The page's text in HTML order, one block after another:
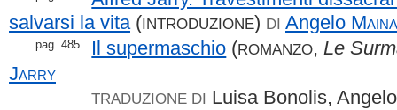
salvarsi la vita (INTRODUZIONE) DI Angelo
pag. 485 Il supermaschio (ROMANZO, Le
Jarry
TRADUZIONE DI Luisa Bonolis,